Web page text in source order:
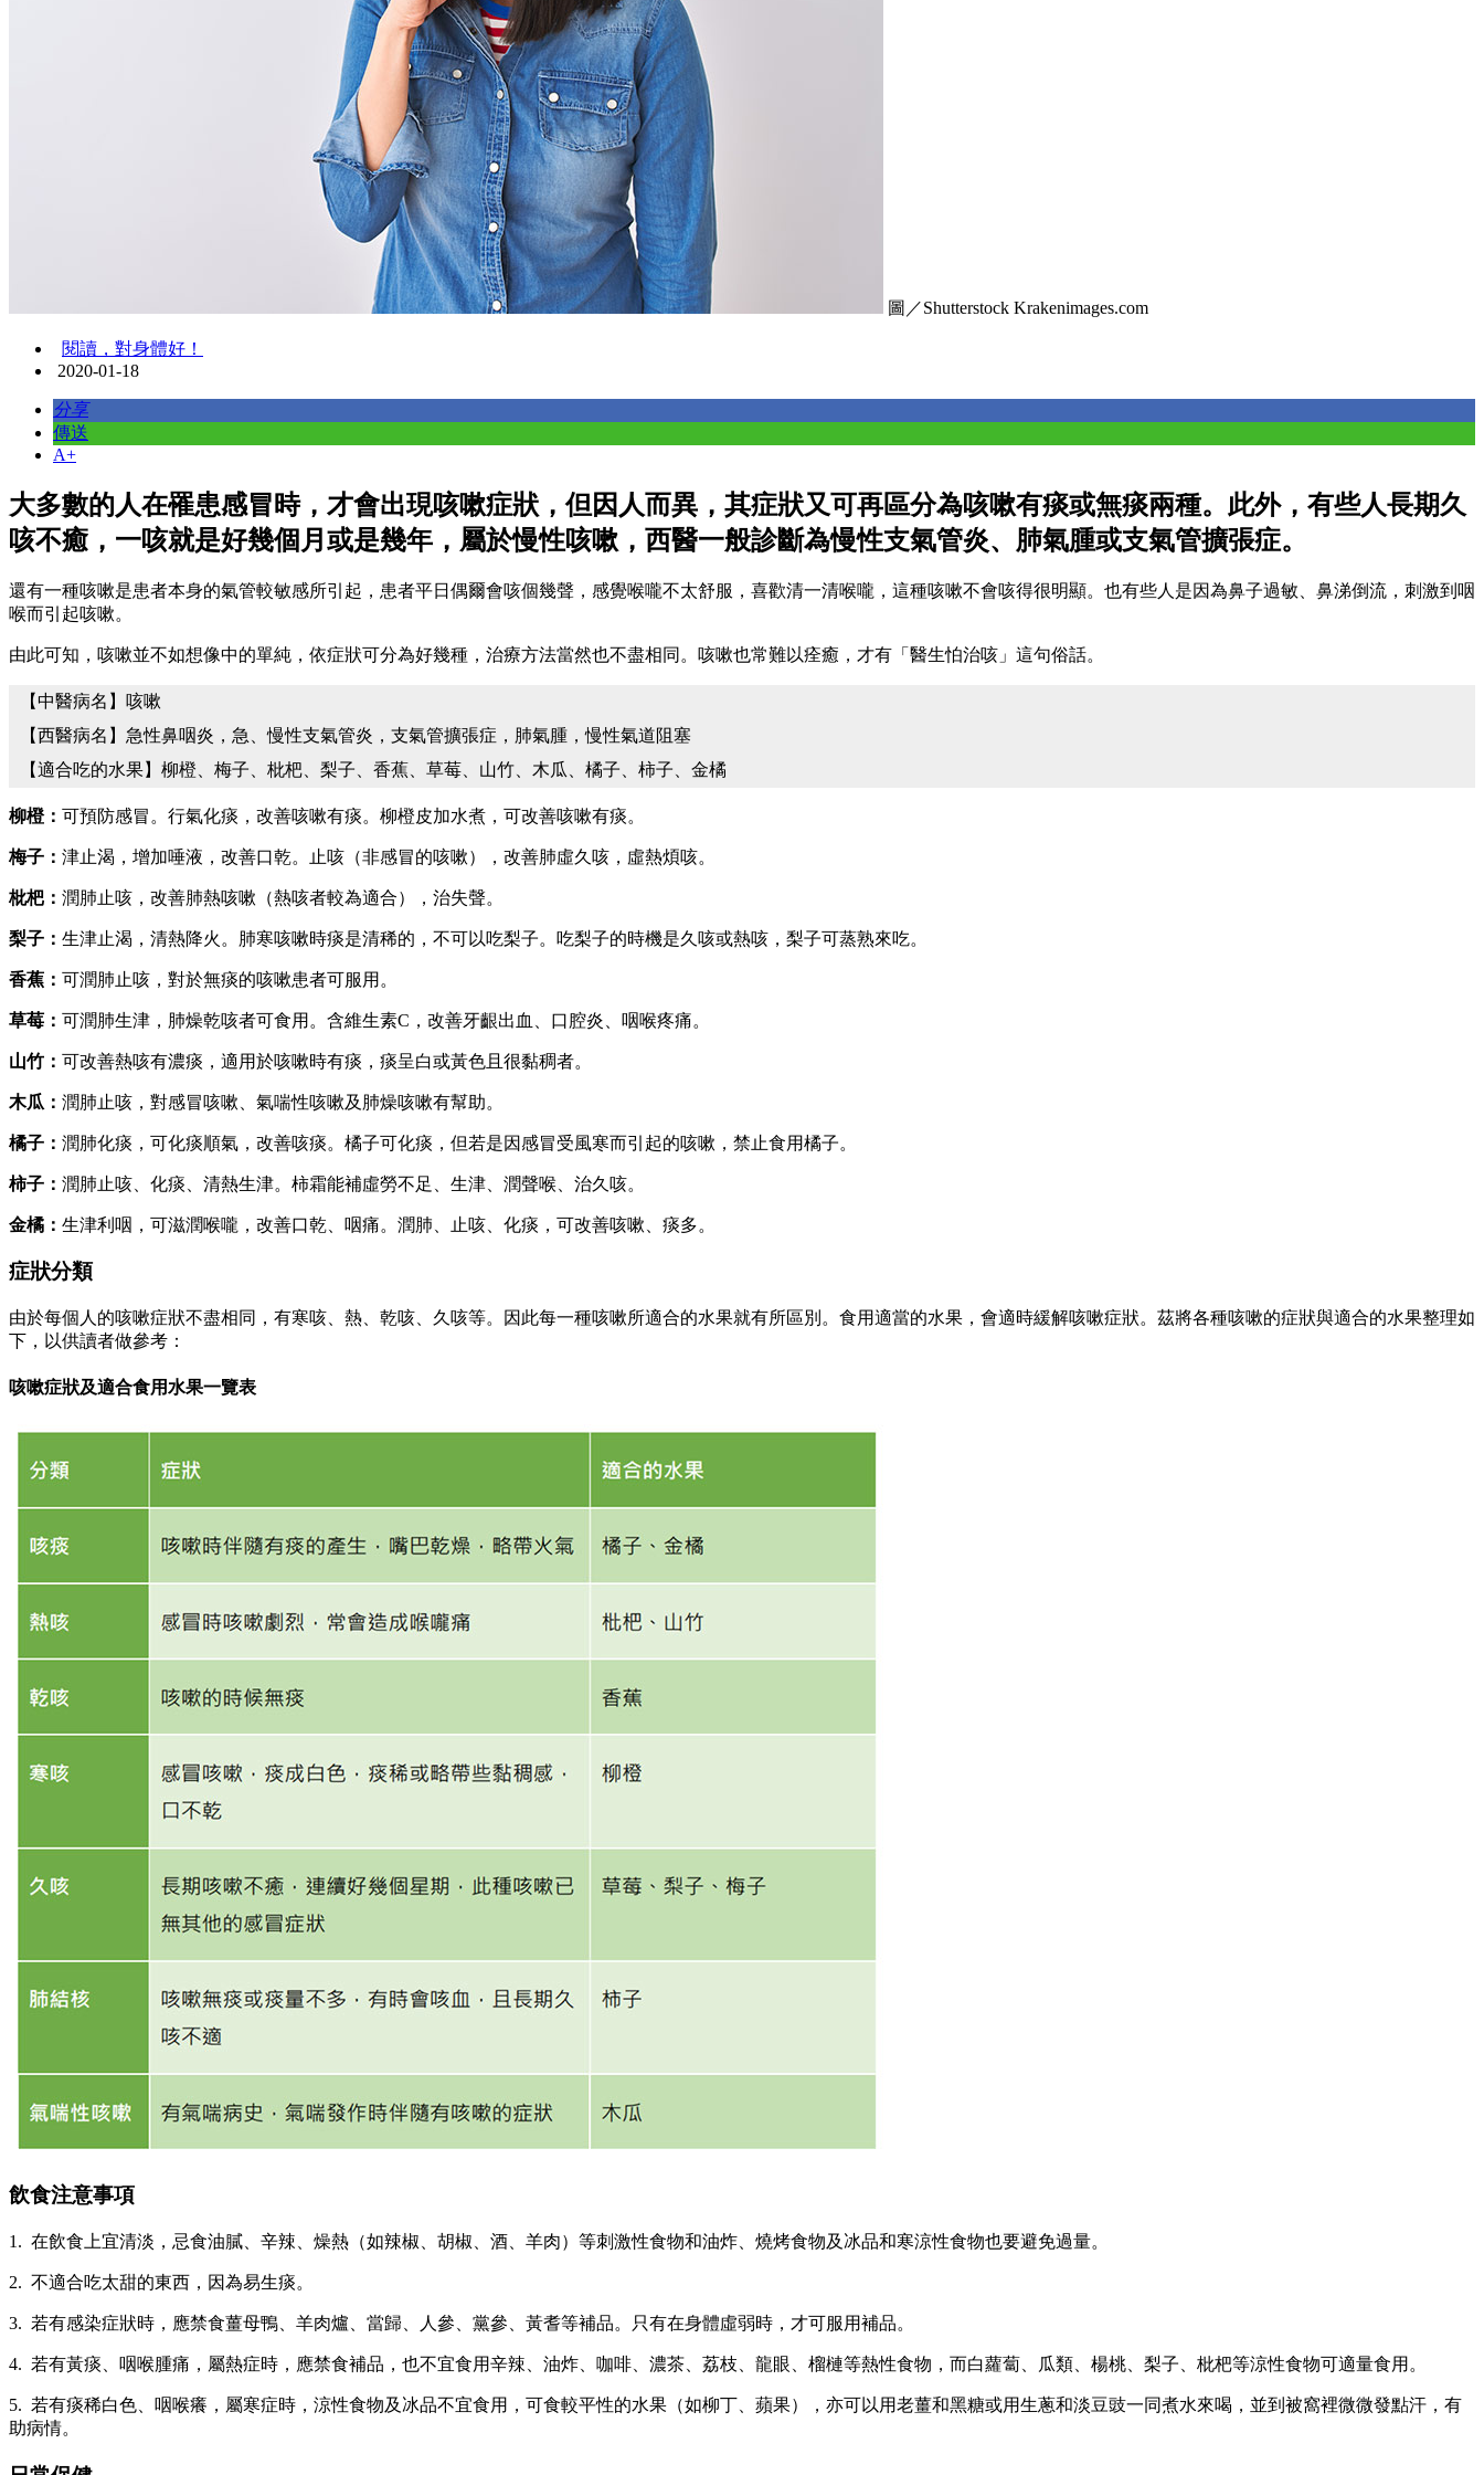
圖／Shutterstock Krakenimages.com
閱讀，對身體好！
2020-01-18
分享
傳送
A+
大多數的人在罹患感冒時，才會出現咳嗽症狀，但因人而異，其症狀又可再區分為咳嗽有痰或無痰兩種。此外，有些人長期久
咳不癒，一咳就是好幾個月或是幾年，屬於慢性咳嗽，西醫一般診斷為慢性支氣管炎、肺氣腫或支氣管擴張症。
還有一種咳嗽是患者本身的氣管較敏感所引起，患者平日偶爾會咳個幾聲，感覺喉嚨不太舒服，喜歡清一清喉嚨，這種咳嗽不會咳得很明顯。也有些人是因為鼻子過敏、鼻涕倒流，刺激到咽
喉而引起咳嗽。
由此可知，咳嗽並不如想像中的單純，依症狀可分為好幾種，治療方法當然也不盡相同。咳嗽也常難以痊癒，才有「醫生怕治咳」這句俗話。
【中醫病名】咳嗽
【西醫病名】急性鼻咽炎，急、慢性支氣管炎，支氣管擴張症，肺氣腫，慢性氣道阻塞
【適合吃的水果】柳橙、梅子、枇杷、梨子、香蕉、草莓、山竹、木瓜、橘子、柿子、金橘
柳橙： 可預防感冒。行氣化痰，改善咳嗽有痰。柳橙皮加水煮，可改善咳嗽有痰。
梅子： 津止渴，增加唾液，改善口乾。止咳（非感冒的咳嗽），改善肺虛久咳，虛熱煩咳。
枇杷： 潤肺止咳，改善肺熱咳嗽（熱咳者較為適合），治失聲。
梨子： 生津止渴，清熱降火。肺寒咳嗽時痰是清稀的，不可以吃梨子。吃梨子的時機是久咳或熱咳，梨子可蒸熟來吃。
香蕉： 可潤肺止咳，對於無痰的咳嗽患者可服用。
草莓： 可潤肺生津，肺燥乾咳者可食用。含維生素C，改善牙齦出血、口腔炎、咽喉疼痛。
山竹： 可改善熱咳有濃痰，適用於咳嗽時有痰，痰呈白或黃色且很黏稠者。
木瓜： 潤肺止咳，對感冒咳嗽、氣喘性咳嗽及肺燥咳嗽有幫助。
橘子： 潤肺化痰，可化痰順氣，改善咳痰。橘子可化痰，但若是因感冒受風寒而引起的咳嗽，禁止食用橘子。
柿子： 潤肺止咳、化痰、清熱生津。柿霜能補虛勞不足、生津、潤聲喉、治久咳。
金橘： 生津利咽，可滋潤喉嚨，改善口乾、咽痛。潤肺、止咳、化痰，可改善咳嗽、痰多。
症狀分類
由於每個人的咳嗽症狀不盡相同，有寒咳、熱、乾咳、久咳等。因此每一種咳嗽所適合的水果就有所區別。食用適當的水果，會適時緩解咳嗽症狀。茲將各種咳嗽的症狀與適合的水果整理如
下，以供讀者做參考：
咳嗽症狀及適合食用水果一覽表
飲食注意事項
1. 在飲食上宜清淡，忌食油膩、辛辣、燥熱（如辣椒、胡椒、酒、羊肉）等刺激性食物和油炸、燒烤食物及冰品和寒涼性食物也要避免過量。
2. 不適合吃太甜的東西，因為易生痰。
3. 若有感染症狀時，應禁食薑母鴨、羊肉爐、當歸、人參、黨參、黃耆等補品。只有在身體虛弱時，才可服用補品。
4. 若有黃痰、咽喉腫痛，屬熱症時，應禁食補品，也不宜食用辛辣、油炸、咖啡、濃茶、荔枝、龍眼、榴槤等熱性食物，而白蘿蔔、瓜類、楊桃、梨子、枇杷等涼性食物可適量食用。
5. 若有痰稀白色、咽喉癢，屬寒症時，涼性食物及冰品不宜食用，可食較平性的水果（如柳丁、蘋果），亦可以用老薑和黑糖或用生蔥和淡豆豉一同煮水來喝，並到被窩裡微微發點汗，有
助病情。